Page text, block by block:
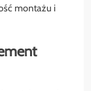
montażu i